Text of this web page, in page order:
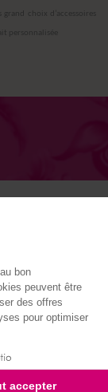
choix d’accessoires
personnalisée
bon
peuvent être
des offres
pour optimiser
accepter